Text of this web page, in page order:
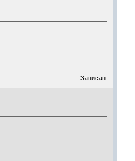
Записан